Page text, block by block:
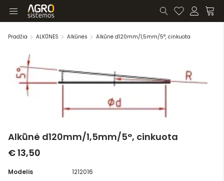
Pradžia ALKŪNĖS Alkūnės Alkūnė d120mm/1,5mm/5°, cinkuota
Alkūnė d120mm/1,5mm/5°, cinkuota
€ 13,50
Modelis 1212016